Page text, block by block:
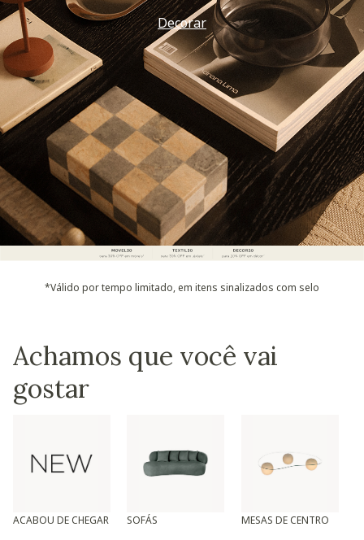
Decorar
*Válido por tempo limitado, em itens sinalizados com selo
Achamos que você vai
gostar
ACABOU DE CHEGAR SOFÁS MESAS DE CENTRO